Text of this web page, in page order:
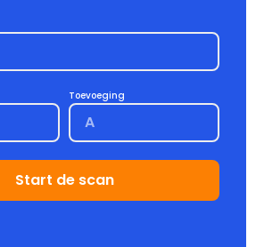
Toevoeging
Start de scan